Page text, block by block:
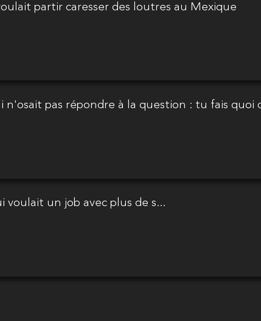
partir caresser des loutres au Mexique
n'osait pas répondre à la question : tu fais quoi
voulait un job avec plus de s...